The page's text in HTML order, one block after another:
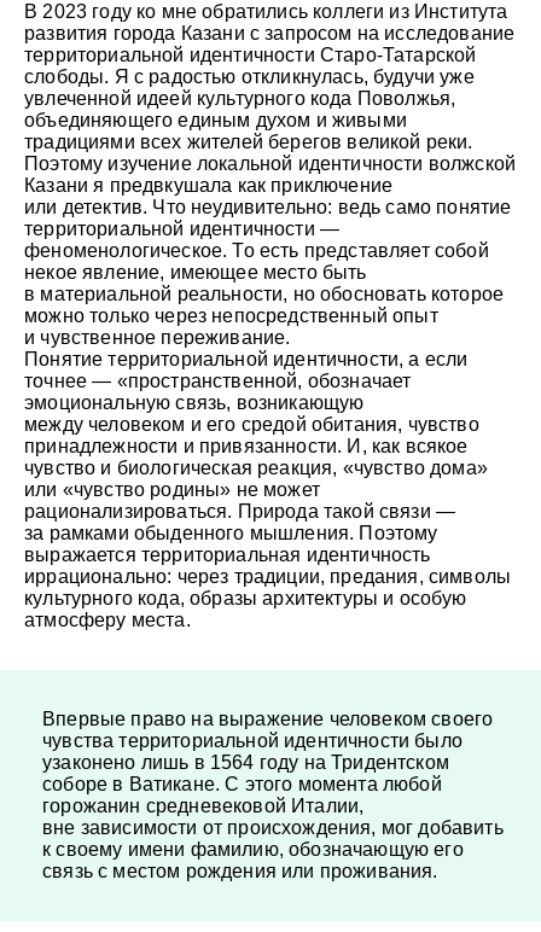
В 2023 году ко мне обратились коллеги из Института
развития города Казани с запросом на исследование
территориальной идентичности Старо-Татарской
слободы. Я с радостью откликнулась, будучи уже
увлеченной идеей культурного кода Поволжья,
объединяющего единым духом и живыми
традициями всех жителей берегов великой реки.
Поэтому изучение локальной идентичности волжской
Казани я предвкушала как приключение
или детектив. Что неудивительно: ведь само понятие
территориальной идентичности —
феноменологическое. То есть представляет собой
некое явление, имеющее место быть
в материальной реальности, но обосновать которое
можно только через непосредственный опыт
и чувственное переживание.
Понятие территориальной идентичности, а если
точнее — «пространственной, обозначает
эмоциональную связь, возникающую
между человеком и его средой обитания, чувство
принадлежности и привязанности. И, как всякое
чувство и биологическая реакция, «чувство дома»
или «чувство родины» не может
рационализироваться. Природа такой связи —
за рамками обыденного мышления. Поэтому
выражается территориальная идентичность
иррационально: через традиции, предания, символы
культурного кода, образы архитектуры и особую
атмосферу места.
Впервые право на выражение человеком своего
чувства территориальной идентичности было
узаконено лишь в 1564 году на Тридентском
соборе в Ватикане. С этого момента любой
горожанин средневековой Италии,
вне зависимости от происхождения, мог добавить
к своему имени фамилию, обозначающую его
связь с местом рождения или проживания.